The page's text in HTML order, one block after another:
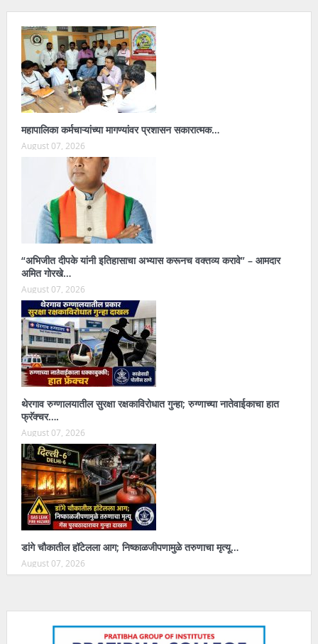
महापालिका कर्मचाऱ्यांच्या मागण्यांवर प्रशासन सकारात्मक…
August 07, 2026
“अभिजीत दीपके यांनी इतिहासाचा अभ्यास करूनच वक्तव्य करावे” – आमदार
अमित गोरखे…
August 07, 2026
थेरगाव रुग्णालयातील सुरक्षा रक्षकाविरोधात गुन्हा; रुग्णाच्या नातेवाईकाचा हात
फ्रॅक्चर….
August 07, 2026
डांगे चौकातील हॉटेलला आग; निष्काळजीपणामुळे तरुणाचा मृत्यू…
August 07, 2026